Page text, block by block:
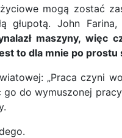
mogą zostać
John Farina,
maszyny, więc
to dla mnie po prostu
„Praca czyni
do wymuszonej